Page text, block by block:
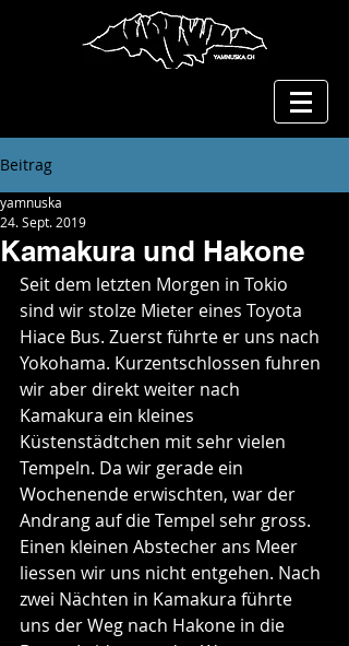
Beitrag
Kamakura und Hakone
yamnuska
24. Sept. 2019
Seit dem letzten Morgen in Tokio
sind wir stolze Mieter eines Toyota
Hiace Bus. Zuerst führte er uns nach
Yokohama. Kurzentschlossen fuhren
wir aber direkt weiter nach
Kamakura ein kleines
Küstenstädtchen mit sehr vielen
Tempeln. Da wir gerade ein
Wochenende erwischten, war der
Andrang auf die Tempel sehr gross.
Einen kleinen Abstecher ans Meer
liessen wir uns nicht entgehen. Nach
zwei Nächten in Kamakura führte
uns der Weg nach Hakone in die